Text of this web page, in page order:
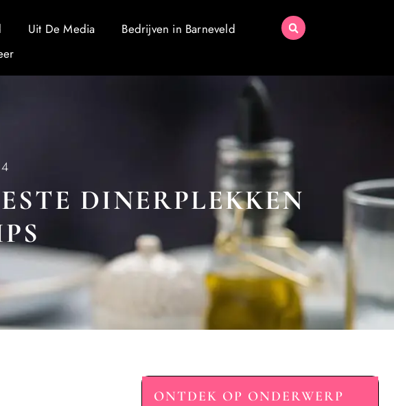
Uit De Media
Bedrijven in Barneveld
DINERPLEKKEN
ONTDEK OP ONDERWERP